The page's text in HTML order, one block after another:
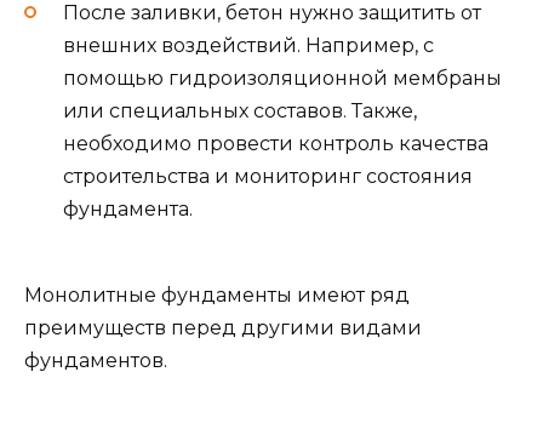
После заливки, бетон нужно защитить от
внешних воздействий. Например, с
помощью гидроизоляционной мембраны
или специальных составов. Также,
необходимо провести контроль качества
строительства и мониторинг состояния
фундамента.
Монолитные фундаменты имеют ряд
преимуществ перед другими видами
фундаментов.